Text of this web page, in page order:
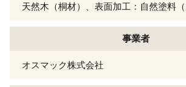
天然木（桐材）、表面加工：自然塗料（
事業者
オスマック株式会社